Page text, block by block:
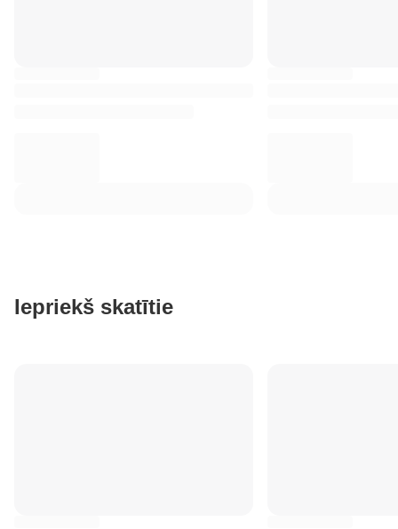
Iepriekš skatītie